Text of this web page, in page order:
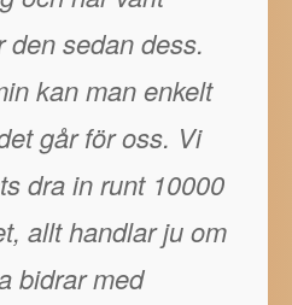
den sedan dess.
kan man enkelt
går för oss. Vi
dra in runt 10000
allt handlar ju om
bidrar med